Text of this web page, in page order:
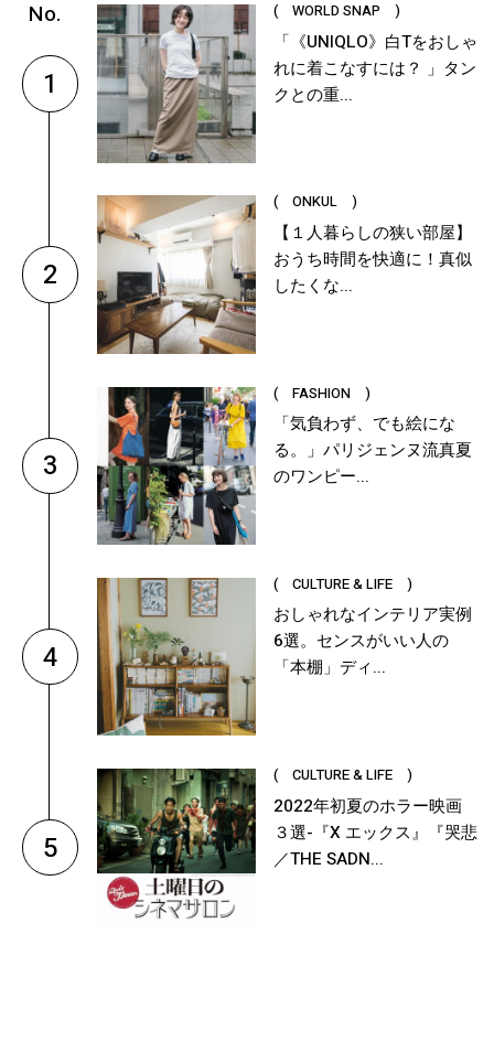
1
( WORLD SNAP )
「《UNIQLO》白Tをおしゃ
れに着こなすには？ 」タン
クとの重...
2
( ONKUL )
【１人暮らしの狭い部屋】
おうち時間を快適に！真似
したくな...
3
( FASHION )
「気負わず、でも絵にな
る。」パリジェンヌ流真夏
のワンピー...
4
( CULTURE & LIFE )
おしゃれなインテリア実例
6選。センスがいい人の
「本棚」ディ...
5
( CULTURE & LIFE )
2022年初夏のホラー映画
３選-『X エックス』『哭悲
／THE SADN...